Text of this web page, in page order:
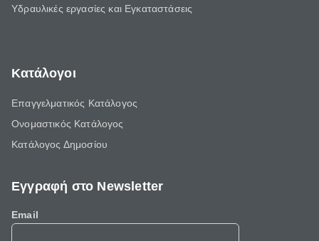
Υδραυλικές εργασίες και Εγκαταστάσεις
Κατάλογοι
Επαγγελματικός Κατάλογος
Ονομαστικός Κατάλογος
Κατάλογος Δημοσίου
Εγγραφή στο Newsletter
Email